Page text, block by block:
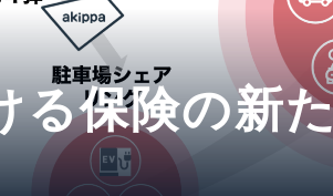
る保険の新